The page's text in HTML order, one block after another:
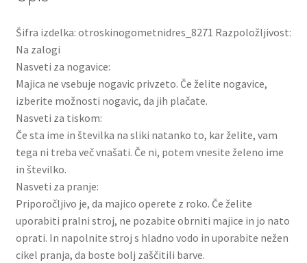
Šifra izdelka: otroskinogometnidres_8271 Razpoložljivost:
Na zalogi
Nasveti za nogavice:
Majica ne vsebuje nogavic privzeto. Če želite nogavice,
izberite možnosti nogavic, da jih plačate.
Nasveti za tiskom:
Če sta ime in številka na sliki natanko to, kar želite, vam
tega ni treba več vnašati. Če ni, potem vnesite želeno ime
in številko.
Nasveti za pranje:
Priporočljivo je, da majico operete z roko. Če želite
uporabiti pralni stroj, ne pozabite obrniti majice in jo nato
oprati. In napolnite stroj s hladno vodo in uporabite nežen
cikel pranja, da boste bolj zaščitili barve.